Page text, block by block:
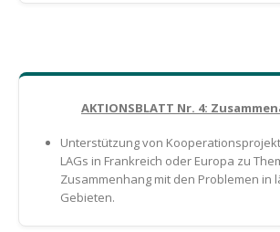
AKTIONSBLATT Nr. 4:
Unterstützung von
LAGs in Frankreich oder Europa zu
Zusammenhang mit den Problemen in
Gebieten.